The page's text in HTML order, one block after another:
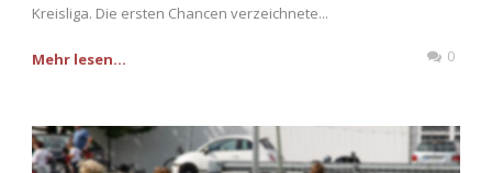
Kreisliga. Die ersten Chancen verzeichnete...
Mehr lesen... 0